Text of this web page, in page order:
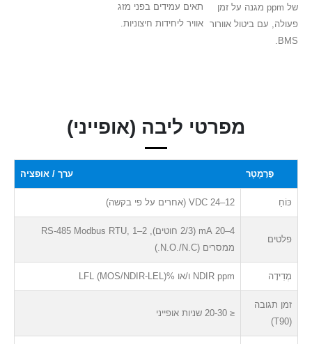
של ppm מגנה על זמן
פעולה, עם ביטול אוורור
BMS.
תאים עמידים בפני מזג
אוויר ליחידות חיצוניות.
מפרטי ליבה (אופייני)
פָּרָמֶטֶר ערך / אופציה
כּוֹחַ 12–24 VDC (אחרים על פי בקשה)
פלטים
4–20 mA (2/3 חוטים), RS-485 Modbus RTU, 1–2
ממסרים (N.O./N.C.)
מְדִידָה NDIR ppm ו/או %LFL (MOS/NDIR-LEL)
זמן תגובה
(T90)
≤ 20-30 שניות אופייני